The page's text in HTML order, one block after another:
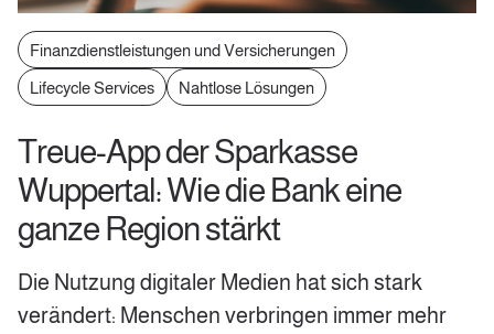
Finanzdienstleistungen und Versicherungen
Lifecycle Services
Nahtlose Lösungen
Treue-App der Sparkasse
Wuppertal: Wie die Bank eine
ganze Region stärkt
Die Nutzung digitaler Medien hat sich stark
verändert: Menschen verbringen immer mehr